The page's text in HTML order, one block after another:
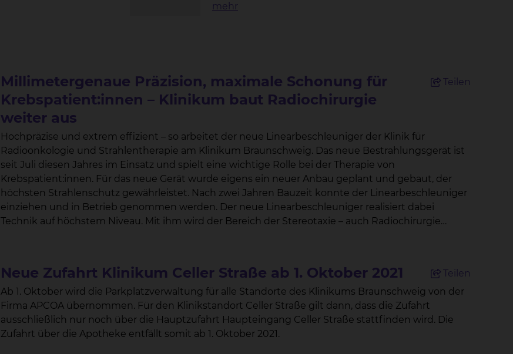
mehr
Millimetergenaue Präzision, maximale Schonung für
Krebspatient:innen – Klinikum baut Radiochirurgie
weiter aus
Teilen
Hochpräzise und extrem effizient – so arbeitet der neue Linearbeschleuniger der Klinik für
Radioonkologie und Strahlentherapie am Klinikum Braunschweig. Das neue Bestrahlungsgerät ist
seit Juli diesen Jahres im Einsatz und spielt eine wichtige Rolle bei der Therapie von
Krebspatient:innen. Für das neue Gerät wurde eigens ein neuer Anbau geplant und gebaut, der
höchsten Strahlenschutz gewährleistet. Nach zwei Jahren Bauzeit konnte der Linearbeschleuniger
einziehen und in Betrieb genommen werden. Der neue Linearbeschleuniger realisiert dabei
Technik auf höchstem Niveau. Mit ihm wird der Bereich der Stereotaxie – auch Radiochirurgie
Bestrahlungsliege. Chefarzt Prof. Dr. Wolfgang Hoffmann macht deutlich: „Das Gerät erlaubt es,
auch in der Tiefe liegende Tumoren unter Schonung des gesunden Gewebes zielgerichteter und
schonender zu behandeln.“ Tumorgewebe kann mitunter so hoch dosiert bestrahlt werden, dass
es in nur einer Sitzung zerstört wird. Die Radiochirurgie sei mittlerweile in vielen Fällen eine echte
Alternative zur Operation, so Hoffmann. Noch nie gab es in der Geschichte der Strahlentherapie so
Neue Zufahrt Klinikum Celler Straße ab 1. Oktober 2021
Teilen
Ab 1. Oktober wird die Parkplatzverwaltung für alle Standorte des Klinikums Braunschweig von der
Firma APCOA übernommen. Für den Klinikstandort Celler Straße gilt dann, dass die Zufahrt
ausschließlich nur noch über die Hauptzufahrt Haupteingang Celler Straße stattfinden wird. Die
Zufahrt über die Apotheke entfällt somit ab 1. Oktober 2021.